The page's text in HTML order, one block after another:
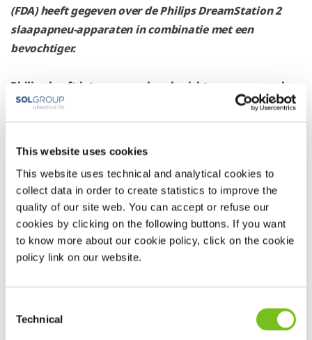
This website uses cookies
This website uses technical and analytical cookies to
collect data in order to create statistics to improve the
quality of our site web. You can accept or refuse our
cookies by clicking on the following buttons. If you want
to know more about our cookie policy, click on the cookie
policy link on our website.
Selection
Technical
(FDA) heeft gegeven over de Philips DreamStation 2
slaapapneu-apparaten in combinatie met een
bevochtiger.
Philips heeft intussen op deze berichten gereageerd.
Hun volledige reactie leest u
gebruikt, op voorwaarde dat de gebruiker de
veiligheidsinstructies in degebruiksaanwijzingvan het
apparaat zorgvuldig opvolgt.
Zoals altijd geldt dat het belangrijk is dat u contact met
Wij houden de verdere ontwikkelingen rondom dit